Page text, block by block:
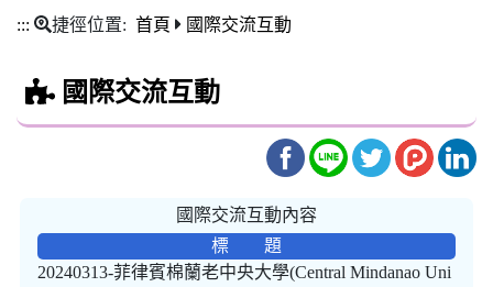
::: 捷徑位置: 首頁 國際交流互動
國際交流互動
國際交流互動內容
標 題
20240313-菲律賓棉蘭老中央大學(Central Mindanao Uni